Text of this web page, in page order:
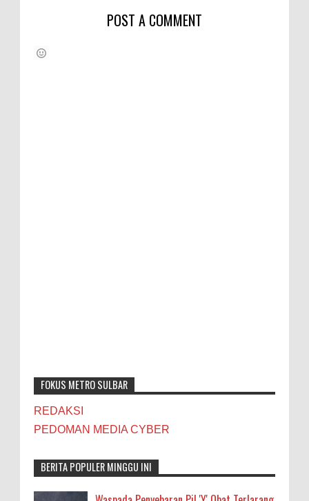
POST A COMMENT
FOKUS METRO SULBAR
REDAKSI
PEDOMAN MEDIA CYBER
BERITA POPULER MINGGU INI